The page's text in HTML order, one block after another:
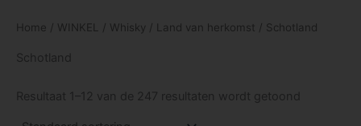
Home / WINKEL / Whisky / Land van herkomst / Schotland
Schotland
Resultaat 1–12 van de 247 resultaten wordt getoond